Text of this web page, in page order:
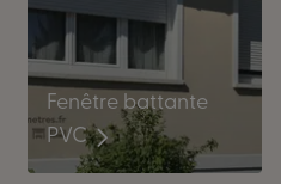
Fenêtre battante
PVC